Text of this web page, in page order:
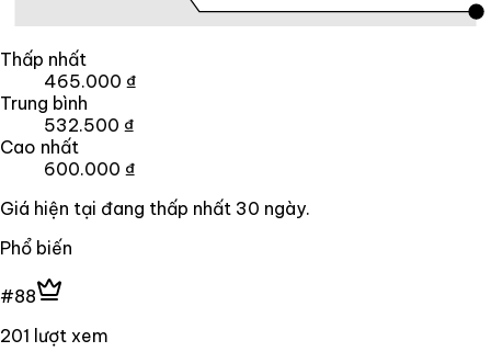
Thấp nhất
465.000 ₫
Trung bình
532.500 ₫
Cao nhất
600.000 ₫
Giá hiện tại đang thấp nhất 30 ngày.
Phổ biến
#88
201 lượt xem